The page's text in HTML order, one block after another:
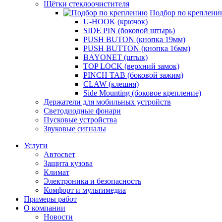
Щётки стеклоочистителя
Подбор по
U-HOOK (крючок)
SIDE PIN (боковой штырь)
PUSH BUTON (кнопка 19мм)
PUSH BUTTON (кнопка 16мм)
BAYONET (штык)
TOP LOCK (верхний замок)
PINCH TAB (боковой зажим)
CLAW (клешня)
Side Mounting (боковое крепление)
Держатели для мобильных устройств
Светодиодные фонари
Пусковые устройства
Звуковые сигналы
Услуги
Автосвет
Защита кузова
Климат
Электроника и безопасность
Комфорт и мультимедиа
Примеры работ
О компании
Новости